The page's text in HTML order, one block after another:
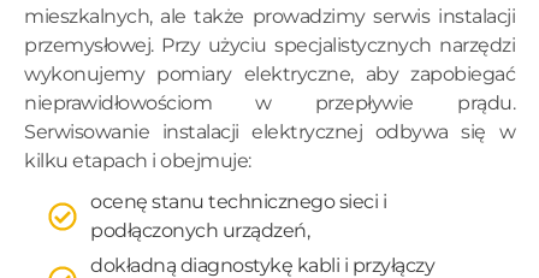
mieszkalnych, ale także prowadzimy serwis instalacji
przemysłowej. Przy użyciu specjalistycznych narzędzi
wykonujemy pomiary elektryczne, aby zapobiegać
nieprawidłowościom w przepływie prądu.
Serwisowanie instalacji elektrycznej odbywa się w
kilku etapach i obejmuje:
ocenę stanu technicznego sieci i
podłączonych urządzeń,
dokładną diagnostykę kabli i przyłączy